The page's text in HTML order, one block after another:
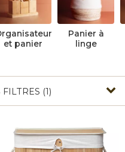
et panier
Panier à
linge
(1)